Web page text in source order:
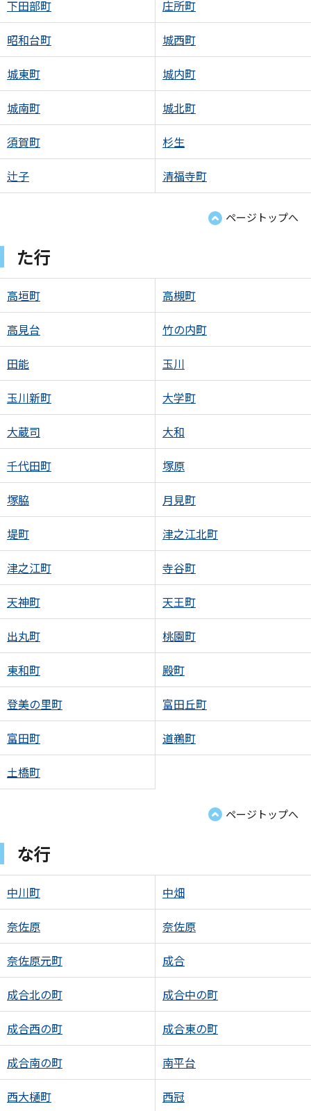
下田部町 庄所町
昭和台町 城西町
城東町 城内町
城南町 城北町
須賀町 杉生
辻子 清福寺町
ページトップへ
た行
高垣町 高槻町
高見台 竹の内町
田能 玉川
玉川新町 大学町
大蔵司 大和
千代田町 塚原
塚脇 月見町
堤町 津之江北町
津之江町 寺谷町
天神町 天王町
出丸町 桃園町
東和町 殿町
登美の里町 富田丘町
富田町 道鵜町
土橋町
ページトップへ
な行
中川町 中畑
奈佐原 奈佐原
奈佐原元町 成合
成合北の町 成合中の町
成合西の町 成合東の町
成合南の町 南平台
西大樋町 西冠